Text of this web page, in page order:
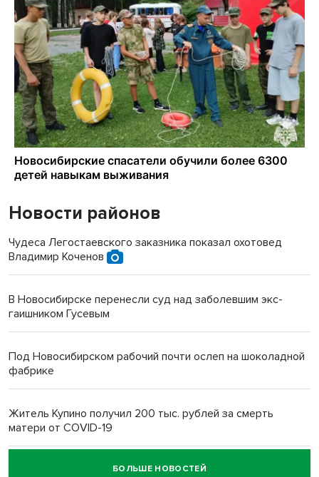
Новости районов
Чудеса Легостаевского заказника показал охотовед
Владимир Коченов
В Новосибирске перенесли суд над заболевшим экс-
гаишником Гусевым
Под Новосибирском рабочий почти ослеп на шоколадной
фабрике
Житель Купино получил 200 тыс. рублей за смерть
матери от COVID-19
Новосибирский суд наказал водителя за смерть
БОЛЬШЕ НОВОСТЕЙ